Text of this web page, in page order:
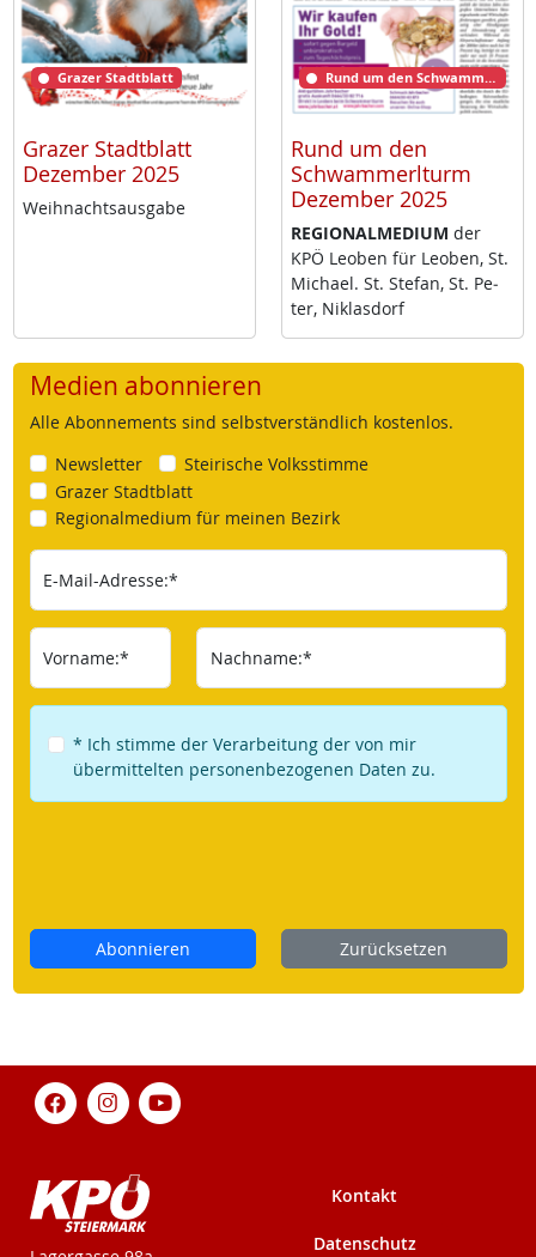
Grazer Stadtblatt
Grazer Stadtblatt
Dezember 2025
Weih­nachts­aus­ga­be
Rund um den Schwammerlturm
Rund um den
Schwammerlturm
Dezember 2025
RE­GIO­NAL­ME­DI­UM der
KPÖ Leo­ben für Leo­ben, St.
Mi­cha­el. St. Ste­fan, St. Pe­
ter, Niklas­dorf
Medien abonnieren
Alle Abonnements sind selbstverständlich kostenlos.
Newsletter
Steirische Volksstimme
Grazer Stadtblatt
Regionalmedium für meinen Bezirk
E-Mail-Adresse:*
Vorname:* Nachname:*
* Ich stimme der Verarbeitung der von mir
übermittelten personenbezogenen Daten zu.
Abonnieren Zurücksetzen
Kontakt
Datenschutz